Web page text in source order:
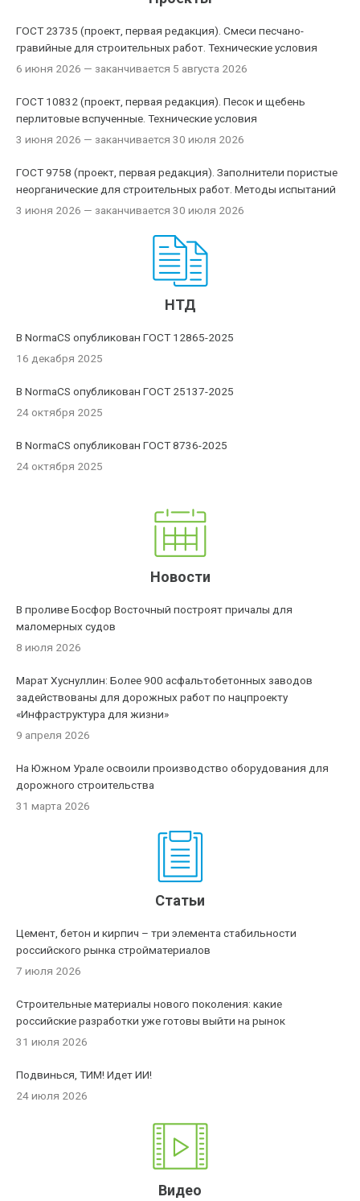
ГОСТ 23735 (проект, первая редакция). Смеси песчано-
гравийные для строительных работ. Технические условия
6 июня 2026 — заканчивается 5 августа 2026
ГОСТ 10832 (проект, первая редакция). Песок и щебень
перлитовые вспученные. Технические условия
3 июня 2026 — заканчивается 30 июля 2026
ГОСТ 9758 (проект, первая редакция). Заполнители пористые
неорганические для строительных работ. Методы испытаний
3 июня 2026 — заканчивается 30 июля 2026
НТД
В NormaCS опубликован ГОСТ 12865-2025
16 декабря 2025
В NormaCS опубликован ГОСТ 25137-2025
24 октября 2025
В NormaCS опубликован ГОСТ 8736-2025
24 октября 2025
Новости
В проливе Босфор Восточный построят причалы для
маломерных судов
8 июля 2026
Марат Хуснуллин: Более 900 асфальтобетонных заводов
задействованы для дорожных работ по нацпроекту
«Инфраструктура для жизни»
9 апреля 2026
На Южном Урале освоили производство оборудования для
дорожного строительства
31 марта 2026
Статьи
Цемент, бетон и кирпич – три элемента стабильности
российского рынка стройматериалов
7 июля 2026
Строительные материалы нового поколения: какие
российские разработки уже готовы выйти на рынок
31 июля 2026
Подвинься, ТИМ! Идет ИИ!
24 июля 2026
Видео